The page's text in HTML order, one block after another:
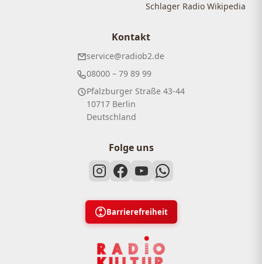
Schlager Radio Wikipedia
Kontakt
service@radiob2.de
08000 – 79 89 99
Pfalzburger Straße 43-44
10717 Berlin
Deutschland
Folge uns
Barrierefreiheit